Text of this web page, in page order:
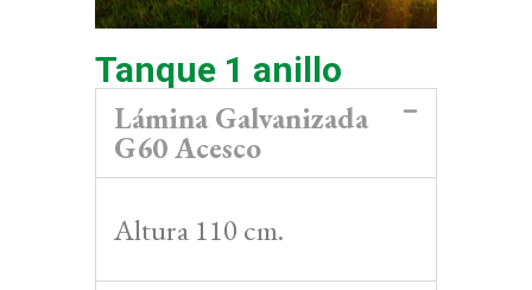
Tanque 1 anillo
Lámina Galvanizada
G60 Acesco
Altura 110 cm.